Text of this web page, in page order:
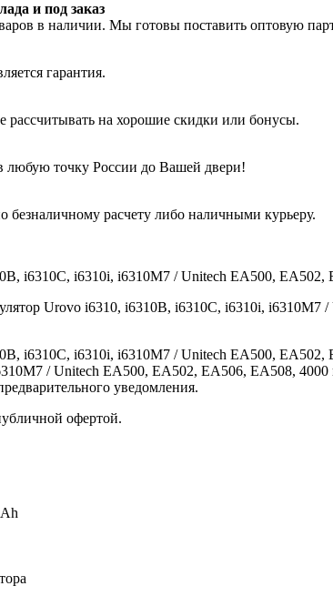
и под заказ
в наличии. Мы готовы поставить оптовую
гарантия.
рассчитывать на хорошие скидки или бонусы.
любую точку России до Вашей двери!
безналичному расчету либо наличными курьеру.
i6310C, i6310i, i6310M7 / Unitech EA500,
Urovo i6310, i6310B, i6310C, i6310i, i6310M7
i6310C, i6310i, i6310M7 / Unitech EA500,
/ Unitech EA500, EA502, EA506, EA508,
уведомления.
офертой.